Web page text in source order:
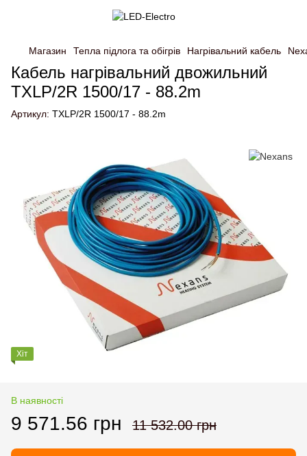
Магазин Тепла підлога та обігрів Нагрівальний кабель
Кабель нагрівальний двожильний
TXLP/2R 1500/17 - 88.2m
Артикул: TXLP/2R 1500/17 - 88.2m
Хіт
В наявності
9 571.56 грн 11 532.00 грн